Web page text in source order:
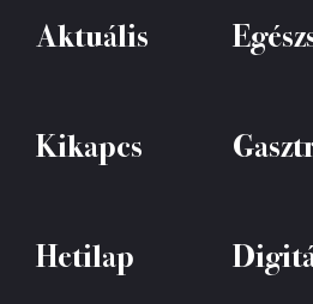
Aktuális
Kikapcs
Hetilap